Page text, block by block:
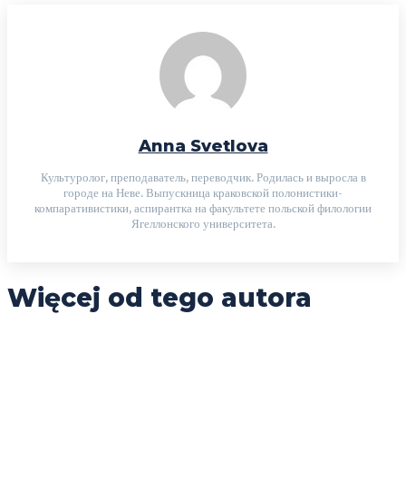
Anna Svetlova
Культуролог, преподаватель, переводчик. Родилась и выросла в
городе на Неве. Выпускница краковской полонистики-
компаративистики, аспирантка на факультете польской филологии
Ягеллонского университета.
Więcej od tego autora